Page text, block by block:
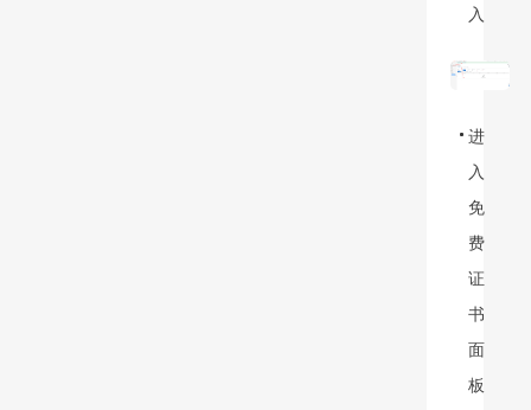
入
进
入
免
费
证
书
面
板